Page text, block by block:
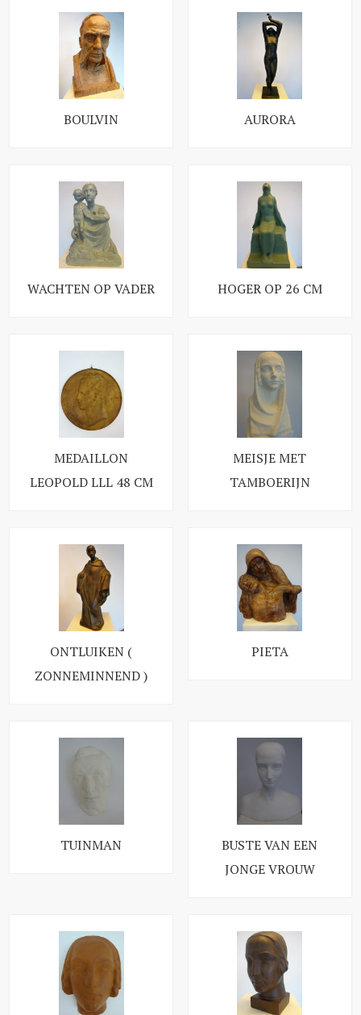
BOULVIN AURORA
WACHTEN OP VADER HOGER OP 26 CM
MEDAILLON
LEOPOLD LLL 48 CM
MEISJE MET
TAMBOERIJN
ONTLUIKEN (
ZONNEMINNEND )
PIETA
TUINMAN
BUSTE VAN EEN
JONGE VROUW